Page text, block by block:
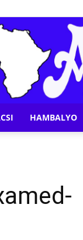
HAMBALYO